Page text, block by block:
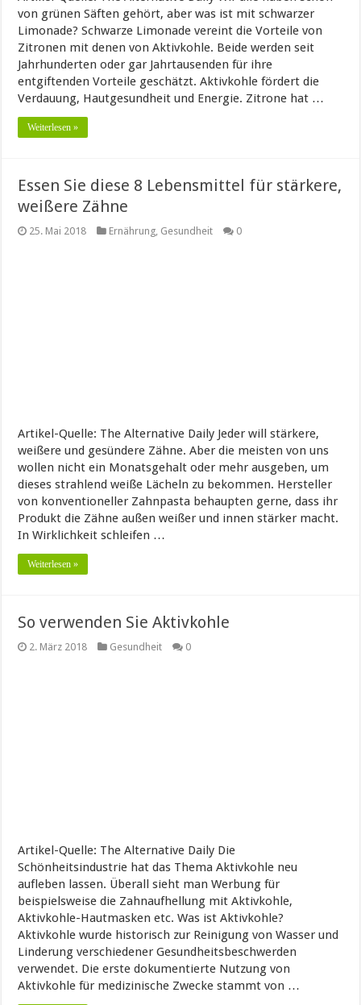
von grünen Säften gehört, aber was ist mit schwarzer
Limonade? Schwarze Limonade vereint die Vorteile von
Zitronen mit denen von Aktivkohle. Beide werden seit
Jahrhunderten oder gar Jahrtausenden für ihre
entgiftenden Vorteile geschätzt. Aktivkohle fördert die
Verdauung, Hautgesundheit und Energie. Zitrone hat …
Weiterlesen »
Essen Sie diese 8 Lebensmittel für stärkere,
weißere Zähne
25. Mai 2018 Ernährung Gesundheit 0
Artikel-Quelle: The Alternative Daily Jeder will stärkere,
weißere und gesündere Zähne. Aber die meisten von uns
wollen nicht ein Monatsgehalt oder mehr ausgeben, um
dieses strahlend weiße Lächeln zu bekommen. Hersteller
von konventioneller Zahnpasta behaupten gerne, dass ihr
Produkt die Zähne außen weißer und innen stärker macht.
In Wirklichkeit schleifen …
Weiterlesen »
So verwenden Sie Aktivkohle
2. März 2018 Gesundheit 0
Artikel-Quelle: The Alternative Daily Die
Schönheitsindustrie hat das Thema Aktivkohle neu
aufleben lassen. Überall sieht man Werbung für
beispielsweise die Zahnaufhellung mit Aktivkohle,
Aktivkohle-Hautmasken etc. Was ist Aktivkohle?
Aktivkohle wurde historisch zur Reinigung von Wasser und
Linderung verschiedener Gesundheitsbeschwerden
verwendet. Die erste dokumentierte Nutzung von
Aktivkohle für medizinische Zwecke stammt von …